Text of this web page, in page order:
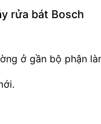
rửa bát Bosch
ở gần bộ phận